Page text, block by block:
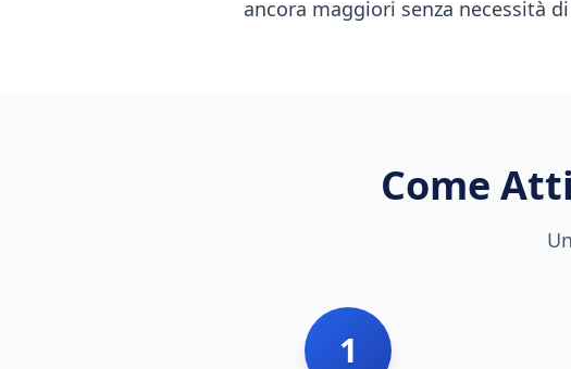
ancora maggiori senza necessità
Come
1